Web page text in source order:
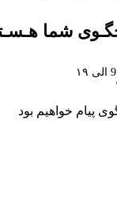
شما
پیام خواهیم بود